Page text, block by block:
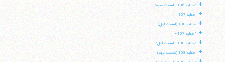
+ "خطبه 106 - قسمت سوم"
+ خطبه 107
+ خطبه 108 (قسمت اول)
+ "خطبه 107»
+ "خطبه 108 - قسمت اول"
+ خطبه 108 (قسمت دوم)